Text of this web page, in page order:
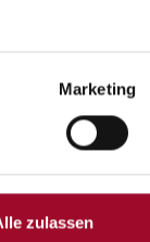
Marketing
zulassen